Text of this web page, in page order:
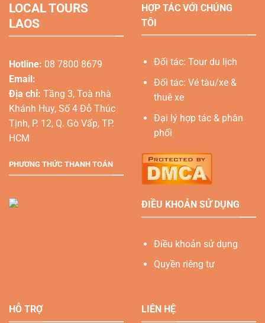
LOCAL TOURS
LAOS
Hotline: 08 7800 8679
Email:
Địa chỉ: Tầng 3, Toà nhà
Khánh Huy, Số 4 Đỗ Thúc
Tịnh, P. 12, Q. Gò Vấp, TP.
HCM
PHƯƠNG THỨC THANH TOÁN
HỢP TÁC VỚI CHÚNG
TÔI
Đối tác: Tour du lịch
Đối tác: Vé tàu/xe &
thuê xe
Đại lý hợp tác & phân
phối
ĐIỀU KHOẢN SỬ DỤNG
Điều khoản sử dụng
Quyền riêng tư
HỖ TRỢ LIÊN HỆ